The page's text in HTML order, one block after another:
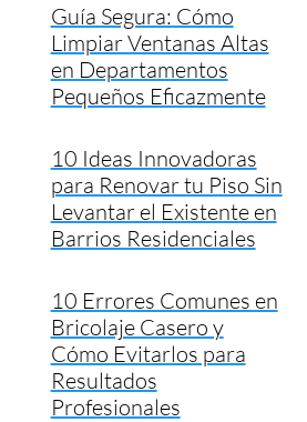
Guía Segura: Cómo
Limpiar Ventanas Altas
en Departamentos
Pequeños Eficazmente
10 Ideas Innovadoras
para Renovar tu Piso Sin
Levantar el Existente en
Barrios Residenciales
10 Errores Comunes en
Bricolaje Casero y
Cómo Evitarlos para
Resultados
Profesionales